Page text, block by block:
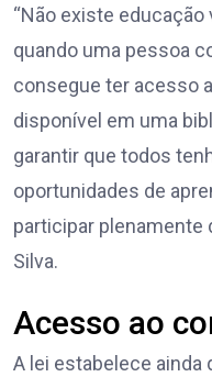
“Não existe
quando uma pessoa
consegue ter acesso
disponível em uma
garantir que todos
oportunidades de
participar plenamente
Silva.
Acesso ao
A lei estabelece ainda